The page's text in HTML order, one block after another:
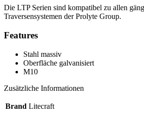
Die LTP Serien sind kompatibel zu allen
Traversensystemen der Prolyte Group.
Features
Stahl massiv
Oberfläche galvanisiert
M10
Zusätzliche Informationen
Brand Litecraft